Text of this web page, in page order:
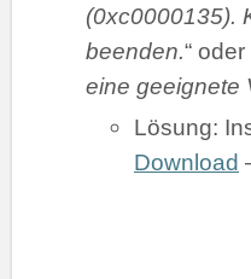
(0xc0000135).
beenden.“ oder
eine geeignete
Lösung:
Download